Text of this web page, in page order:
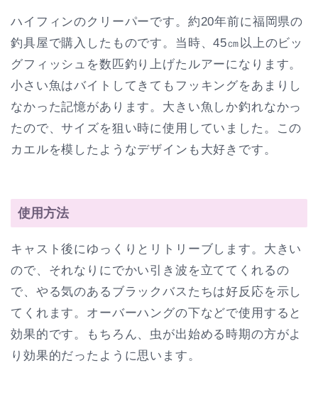
ハイフィンのクリーパーです。約20年前に福岡県の
釣具屋で購入したものです。当時、45㎝以上のビッ
グフィッシュを数匹釣り上げたルアーになります。
小さい魚はバイトしてきてもフッキングをあまりし
なかった記憶があります。大きい魚しか釣れなかっ
たので、サイズを狙い時に使用していました。この
カエルを模したようなデザインも大好きです。
使用方法
キャスト後にゆっくりとリトリーブします。大きい
ので、それなりにでかい引き波を立ててくれるの
で、やる気のあるブラックバスたちは好反応を示し
てくれます。オーバーハングの下などで使用すると
効果的です。もちろん、虫が出始める時期の方がよ
り効果的だったように思います。